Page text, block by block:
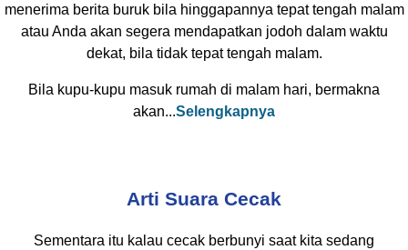
menerima berita buruk bila hinggapannya tepat tengah malam
atau Anda akan segera mendapatkan jodoh dalam waktu
dekat, bila tidak tepat tengah malam.
Bila kupu-kupu masuk rumah di malam hari, bermakna
akan...Selengkapnya
Arti Suara Cecak
Sementara itu kalau cecak berbunyi saat kita sedang